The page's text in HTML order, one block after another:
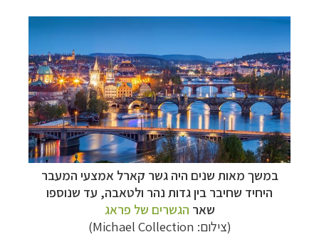
במשך מאות שנים היה גשר קארל אמצעי המעבר
היחיד שחיבר בין גדות נהר ולטאבה, עד שנוספו
שאר הגשרים של פראג
(צילום: Michael Collection)